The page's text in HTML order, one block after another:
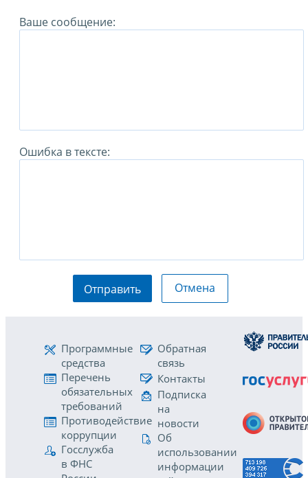
Ваше сообщение:
Ошибка в тексте:
Отправить Отмена
Программные
средства
Перечень
обязательных
требований
Противодействие
коррупции
Госслужба
в ФНС
Обратная
связь
Контакты
Подписка
на
новости
Об
использовании
информации